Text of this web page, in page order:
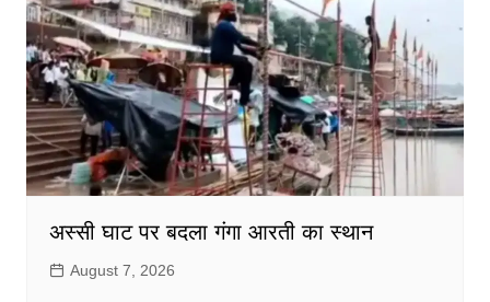
अस्सी घाट पर बदला गंगा आरती का स्थान
August 7, 2026